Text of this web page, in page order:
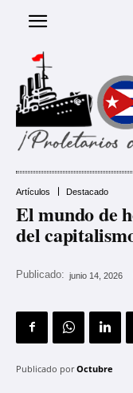
Artículos Destacado
El mundo de
del
Publicado: junio 14, 2026
Publicado por Octubre